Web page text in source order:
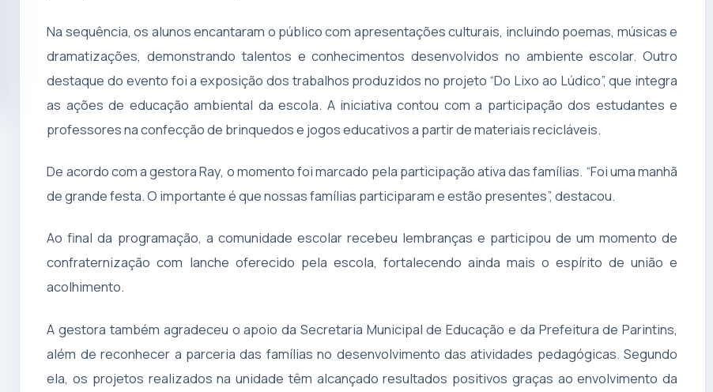
Na sequência, os alunos encantaram o público com apresentações culturais, incluindo poemas, músicas e
dramatizações, demonstrando talentos e conhecimentos desenvolvidos no ambiente escolar. Outro
destaque do evento foi a exposição dos trabalhos produzidos no projeto “Do Lixo ao Lúdico”, que integra
as ações de educação ambiental da escola. A iniciativa contou com a participação dos estudantes e
professores na confecção de brinquedos e jogos educativos a partir de materiais recicláveis.
De acordo com a gestora Ray, o momento foi marcado pela participação ativa das famílias. “Foi uma manhã
de grande festa. O importante é que nossas famílias participaram e estão presentes”, destacou.
Ao final da programação, a comunidade escolar recebeu lembranças e participou de um momento de
confraternização com lanche oferecido pela escola, fortalecendo ainda mais o espírito de união e
acolhimento.
A gestora também agradeceu o apoio da Secretaria Municipal de Educação e da Prefeitura de Parintins,
além de reconhecer a parceria das famílias no desenvolvimento das atividades pedagógicas. Segundo
ela, os projetos realizados na unidade têm alcançado resultados positivos graças ao envolvimento da